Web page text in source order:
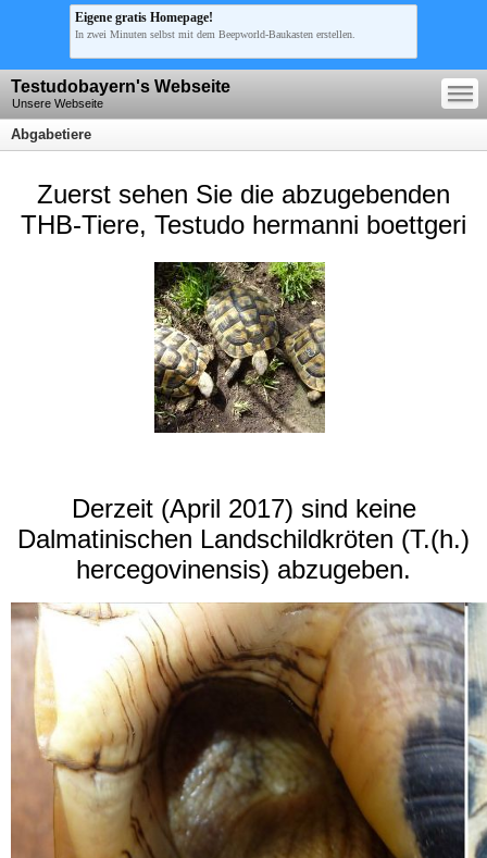
Eigene gratis Homepage!
In zwei Minuten selbst mit dem Beepworld-Baukasten erstellen.
Testudobayern's Webseite
Unsere Webseite
—
—
—
Abgabetiere
Zuerst sehen Sie die abzugebenden
THB-Tiere, Testudo hermanni boettgeri
Derzeit (April 2017) sind keine
Dalmatinischen Landschildkröten (T.(h.)
hercegovinensis) abzugeben.